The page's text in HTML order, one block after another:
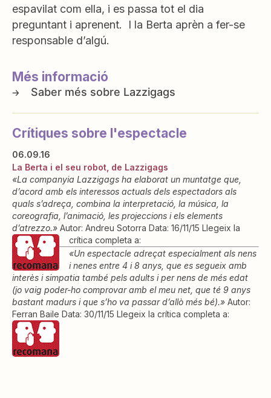
espavilat com ella, i es passa tot el dia
preguntant i aprenent. I la Berta aprèn a fer-se
responsable d’algú.
Més informació
Lazzigags
Crítiques sobre l'espectacle
06.09.16
La Berta i el seu robot, de Lazzigags
«La companyia Lazzigags ha elaborat un muntatge que,
d’acord amb els interessos actuals dels espectadors als
quals s’adreça, combina la interpretació, la música, la
coreografia, l’animació, les projeccions i els elements
d’atrezzo.» Autor: Andreu Sotorra Data: 16/11/15 Llegeix la
crítica completa a:
«Un espectacle adreçat especialment als nens
i nenes entre 4 i 8 anys, que es segueix amb
interès i simpatia també pels adults i per nens de més edat
(jo vaig poder-ho comprovar amb el meu net, que té 9 anys
bastant madurs i que s’ho va passar d’allò més bé).» Autor:
Ferran Baile Data: 30/11/15 Llegeix la crítica completa a: